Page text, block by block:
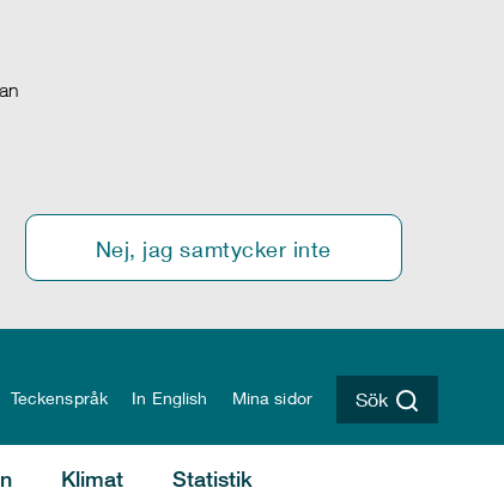
Nej, jag samtycker inte
Teckenspråk In English Mina sidor Sök
Klimat Statistik